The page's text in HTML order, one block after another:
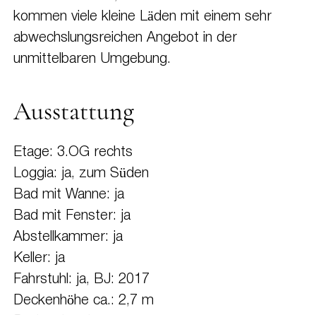
kommen viele kleine Läden mit einem sehr
abwechslungsreichen Angebot in der
unmittelbaren Umgebung.
Ausstattung
Etage: 3.OG rechts
Loggia: ja, zum Süden
Bad mit Wanne: ja
Bad mit Fenster: ja
Abstellkammer: ja
Keller: ja
Fahrstuhl: ja, BJ: 2017
Deckenhöhe ca.: 2,7 m